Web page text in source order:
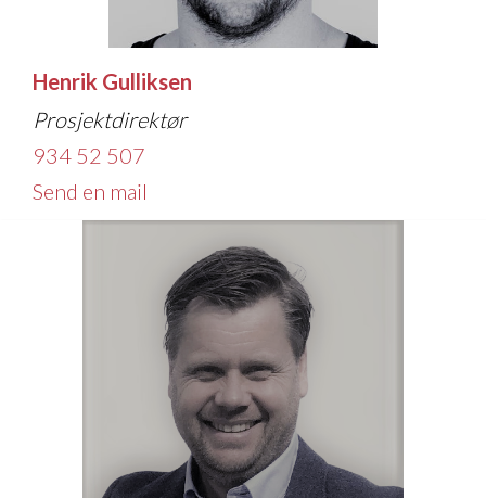
Henrik Gulliksen
Prosjektdirektør
934 52 507
Send en mail